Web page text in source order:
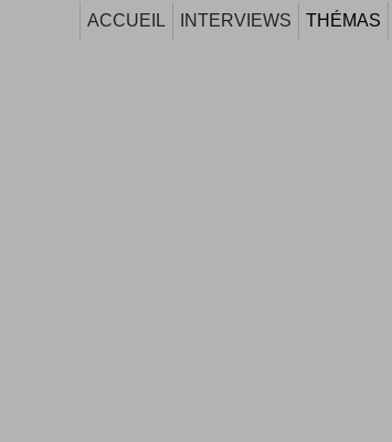
ACCUEIL INTERVIEWS THÉMAS